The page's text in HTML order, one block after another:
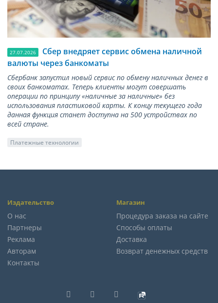
27.07.2026
Сбер внедряет сервис обмена наличной
валюты через банкоматы
Сбербанк запустил новый сервис по обмену наличных денег в
своих банкоматах. Теперь клиенты могут совершать
операции по принципу «наличные за наличные» без
использования пластиковой карты. К концу текущего года
данная функция станет доступна на 500 устройствах по
всей стране.
Платежные технологии
Издательство
О нас
Партнеры
Реклама
Авторам
Контакты
Магазин
Процедура заказа на сайте
Способы оплаты
Доставка
Возврат денежных средств